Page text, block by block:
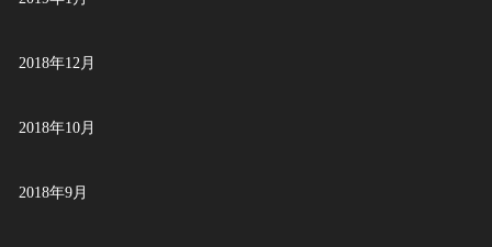
2018年12月
2018年10月
2018年9月